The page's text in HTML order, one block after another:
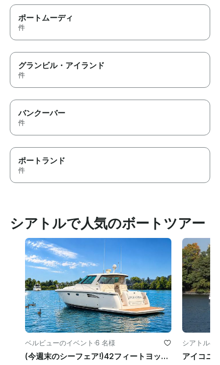
ポートムーディ
件
グランビル・アイランド
件
バンクーバー
件
ポートランド
件
シアトルで人気のボートツアー
ベルビューのイベント ·6 名様
(今週末のシーフェア!)42フィートヨット — キャプテン付属!
シアトルの